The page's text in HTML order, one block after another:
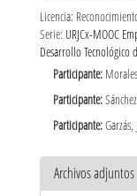
Licencia:
Serie: URJCx-MOOC
Desarrollo Tecnológico
Participante:
Participante:
Participante:Garzás,
Archivos adjuntos